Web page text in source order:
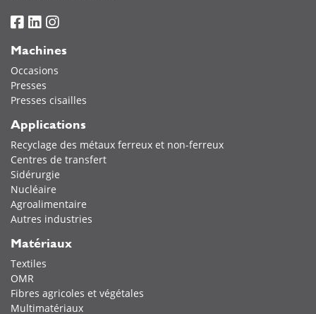
Machines
Occasions
Presses
Presses cisailles
Applications
Recyclage des métaux ferreux et non-ferreux
Centres de transfert
Sidérurgie
Nucléaire
Agroalimentaire
Autres industries
Matériaux
Textiles
OMR
Fibres agricoles et végétales
Multimatériaux